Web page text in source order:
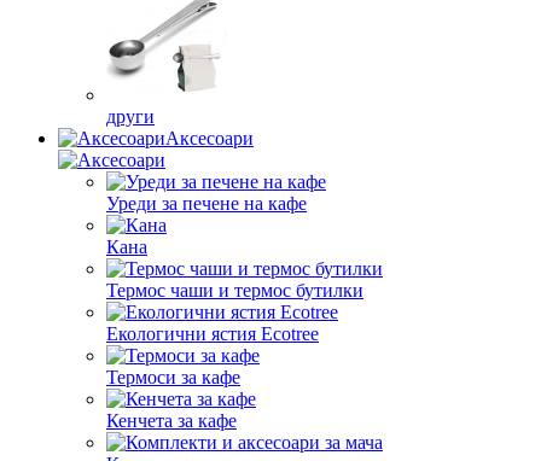
други
Аксесоари
Уреди за печене на кафе
Кана
Термос чаши и термос бутилки
Екологични ястия Ecotree
Термоси за кафе
Кенчета за кафе